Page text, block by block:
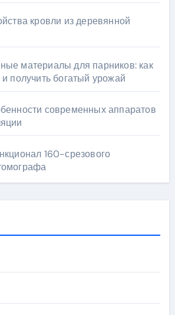
кровли из деревянной
материалы для парников: как
получить богатый урожай
современных аппаратов
160-срезового